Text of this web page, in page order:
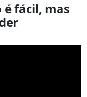
fácil, mas